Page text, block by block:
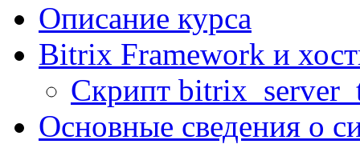
Описание курса
Bitrix Framework и
Скрипт
Основные сведения о